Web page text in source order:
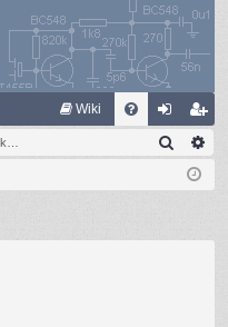
Wiki
og li
m
le
Sök